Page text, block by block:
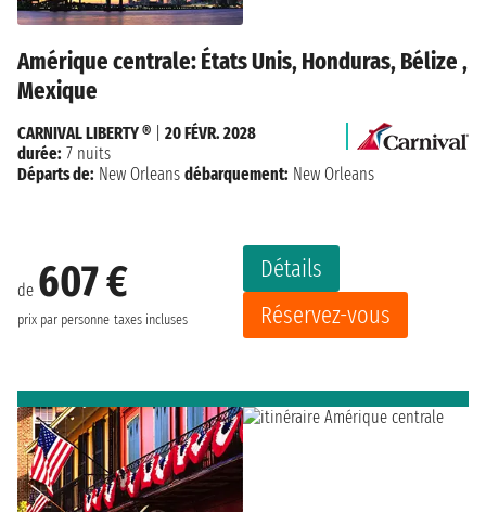
Amérique centrale: États Unis, Honduras, Bélize ,
Mexique
de 607 €
prix par personne taxes incluses
Détails
Réservez-vous
CARNIVAL LIBERTY ®
20 FÉVR. 2028
durée: 7 nuits
Départs de: New Orleans débarquement: New Orleans